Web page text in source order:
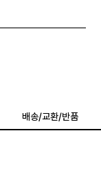
배송/교환/반품